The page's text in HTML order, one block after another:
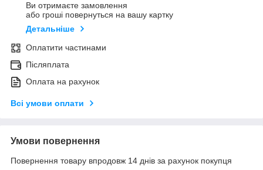
Ви отримаєте замовлення
або гроші повернуться на вашу картку
Детальніше
Оплатити частинами
Післяплата
Оплата на рахунок
Всі умови оплати
Умови повернення
Повернення товару впродовж 14 днів за рахунок покупця